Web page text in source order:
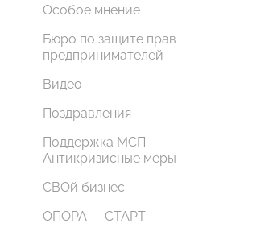
Особое мнение
Бюро по защите прав
предпринимателей
Видео
Поздравления
Поддержка МСП.
Антикризисные меры
СВОй бизнес
ОПОРА — СТАРТ